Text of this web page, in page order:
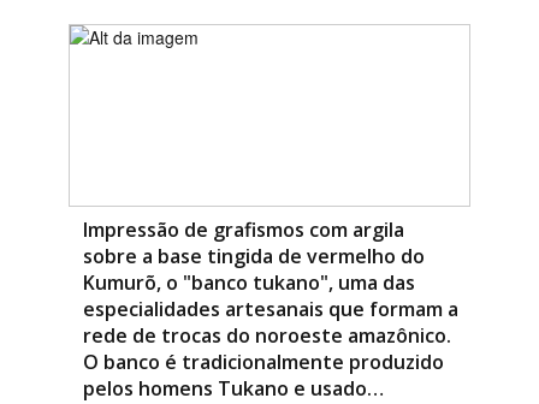
Impressão de grafismos com argila
sobre a base tingida de vermelho do
Kumurõ, o "banco tukano", uma das
especialidades artesanais que formam a
rede de trocas do noroeste amazônico.
O banco é tradicionalmente produzido
pelos homens Tukano e usado…